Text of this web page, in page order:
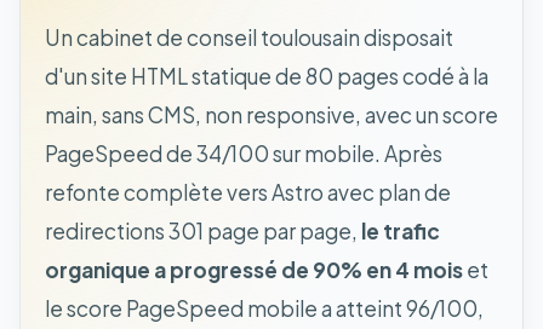
Un cabinet de conseil toulousain disposait
d'un site HTML statique de 80 pages codé à la
main, sans CMS, non responsive, avec un score
PageSpeed de 34/100 sur mobile. Après
refonte complète vers Astro avec plan de
redirections 301 page par page, le trafic
organique a progressé de 90% en 4 moiset
le score PageSpeed mobile a atteint 96/100,